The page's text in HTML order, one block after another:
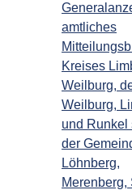
amtliches
Kreises
Weilburg,
Weilburg,
und Runkel
der
Löhnberg,
Merenberg,